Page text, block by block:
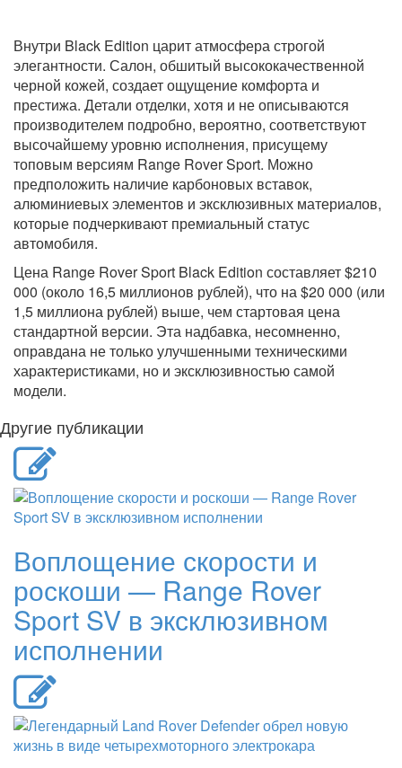
Внутри Black Edition царит атмосфера строгой
элегантности. Салон, обшитый высококачественной
черной кожей, создает ощущение комфорта и
престижа. Детали отделки, хотя и не описываются
производителем подробно, вероятно, соответствуют
высочайшему уровню исполнения, присущему
топовым версиям Range Rover Sport. Можно
предположить наличие карбоновых вставок,
алюминиевых элементов и эксклюзивных материалов,
которые подчеркивают премиальный статус
автомобиля.
Цена Range Rover Sport Black Edition составляет $210
000 (около 16,5 миллионов рублей), что на $20 000 (или
1,5 миллиона рублей) выше, чем стартовая цена
стандартной версии. Эта надбавка, несомненно,
оправдана не только улучшенными техническими
характеристиками, но и эксклюзивностью самой
модели.
Другие публикации
Воплощение скорости и
роскоши — Range Rover
Sport SV в эксклюзивном
исполнении